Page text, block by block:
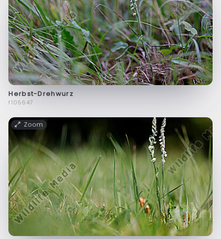
Herbst-Drehwurz
f105647
Zoom